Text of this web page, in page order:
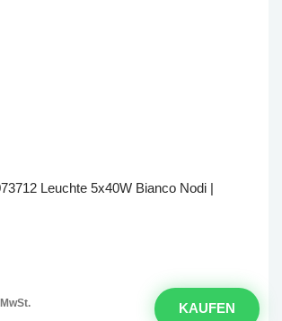
Leuchte 5x40W Bianco Nodi |
KAUFEN